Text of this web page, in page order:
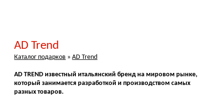
AD Trend
Каталог подарков »AD Trend
AD TREND известный итальянский бренд на мировом рынке,
который занимается разработкой и производством самых
разных товаров.